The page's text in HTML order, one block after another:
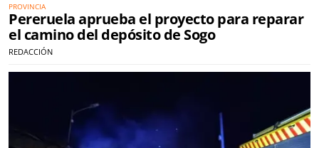
PROVINCIA
Pereruela aprueba el proyecto para reparar
el camino del depósito de Sogo
REDACCIÓN